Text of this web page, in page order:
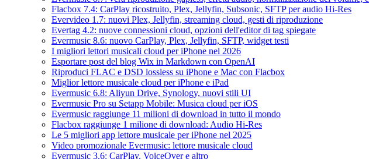
Flacbox 7.4: CarPlay ricostruito, Plex, Jellyfin, Subsonic, SFTP per audio Hi-Res
Evervideo 1.7: nuovi Plex, Jellyfin, streaming cloud, gesti di riproduzione
Evertag 4.2: nuove connessioni cloud, opzioni dell'editor di tag spiegate
Evermusic 8.6: nuovo CarPlay, Plex, Jellyfin, SFTP, widget testi
I migliori lettori musicali cloud per iPhone nel 2026
Esportare post del blog Wix in Markdown con OpenAI
Riproduci FLAC e DSD lossless su iPhone e Mac con Flacbox
Miglior lettore musicale cloud per iPhone e iPad
Evermusic 6.8: Aliyun Drive, Synology, nuovi stili UI
Evermusic Pro su Setapp Mobile: Musica cloud per iOS
Evermusic raggiunge 11 milioni di download in tutto il mondo
Flacbox raggiunge 1 milione di download: Audio Hi-Res
Le 5 migliori app lettore musicale per iPhone nel 2025
Video promozionale Evermusic: lettore musicale cloud
Evermusic 3.6: CarPlay, VoiceOver e altro